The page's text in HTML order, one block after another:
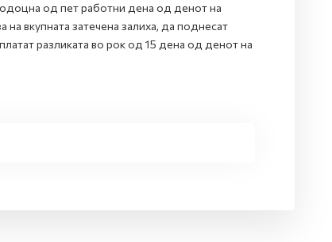
од пет работни дена од денот на
вкупната затечена залиха, да поднесат
разликата во рок од 15 дена од денот на